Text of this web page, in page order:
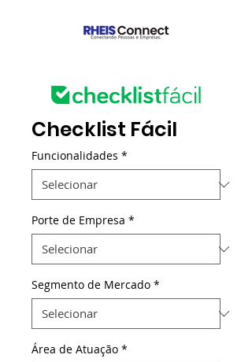
Checklist Fácil
Funcionalidades *
Porte de Empresa *
Segmento de Mercado *
Área de Atuação *